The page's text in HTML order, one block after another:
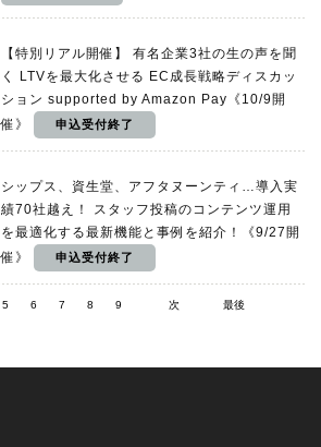
【特別リアル開催】 有名企業3社の生の声を聞
く LTVを最大化させる EC成長戦略ディスカッ
ション supported by Amazon Pay《10/9開
催》
シップス、資生堂、アフタヌーンティ…導入実
績70社越え！ スタッフ投稿のコンテンツ運用
を最適化する最新機能と事例を紹介！《9/27開
催》
5 6 7 8 9 次 最後